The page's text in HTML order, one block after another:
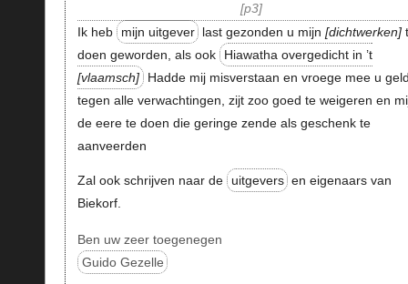
p3
Ik heb
mijn uitgever last gezonden u mijn dichtwerken
doen geworden, als ook
Hiawatha overgedicht in ’t
vlaamsch Hadde mij misverstaan en vroege mee u
tegen alle verwachtingen, zijt zoo goed te weigeren en
de eere te doen die geringe zende als geschenk te
aanveerden
Zal ook schrijven naar de uitgevers en eigenaars van
Biekorf.
Ben uw zeer toegenegen
Guido Gezelle